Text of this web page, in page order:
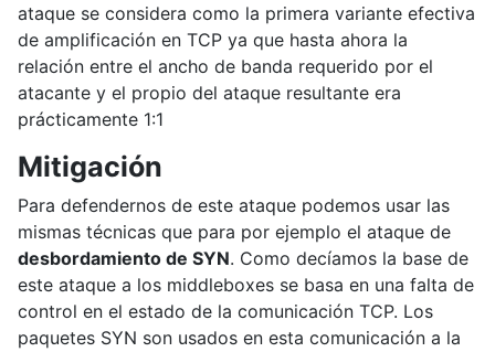
ataque se considera como la primera variante efectiva
de amplificación en TCP ya que hasta ahora la
relación entre el ancho de banda requerido por el
atacante y el propio del ataque resultante era
prácticamente 1:1
Mitigación
Para defendernos de este ataque podemos usar las
mismas técnicas que para por ejemplo el ataque de
desbordamiento de SYN. Como decíamos la base de
este ataque a los middleboxes se basa en una falta de
control en el estado de la comunicación TCP. Los
paquetes SYN son usados en esta comunicación a la